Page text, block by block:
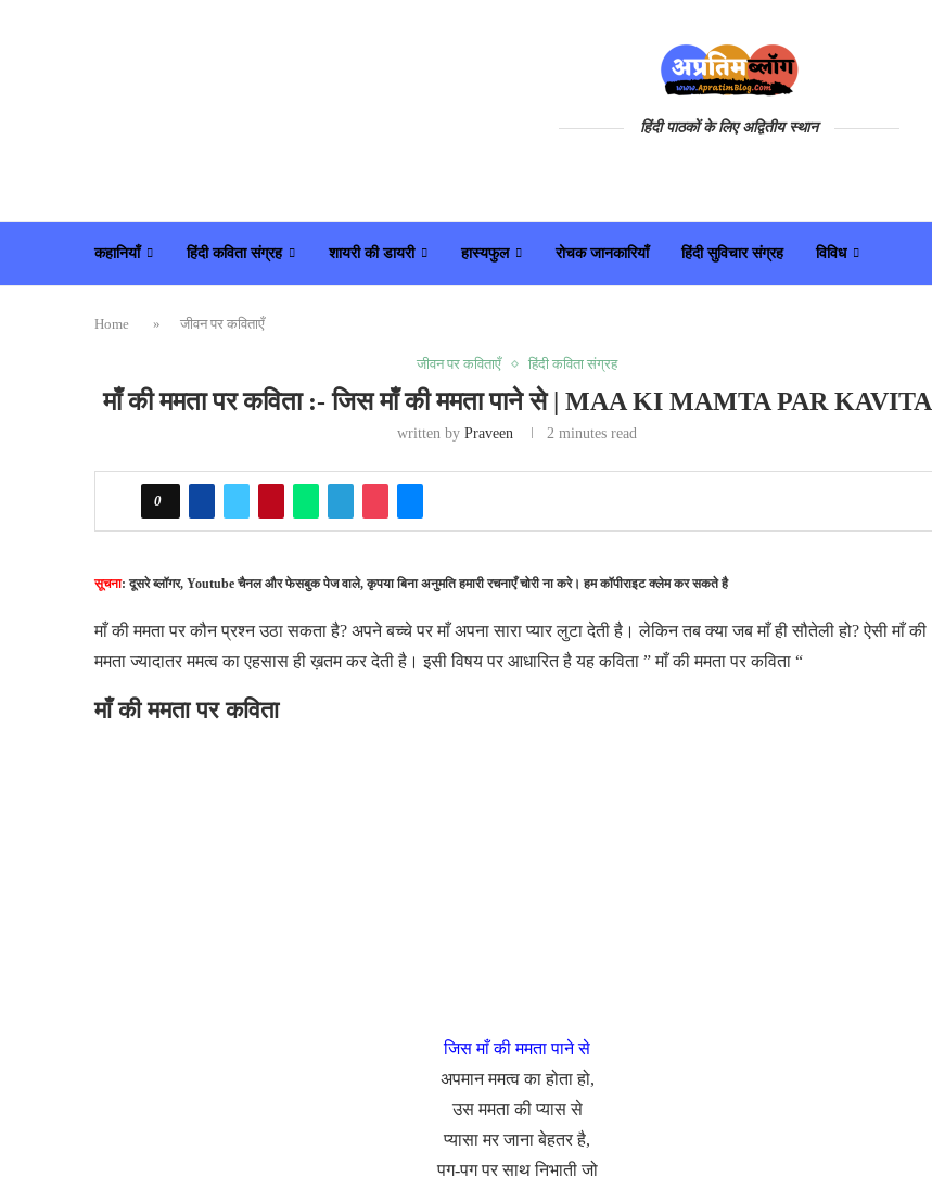
हिंदी पाठकों के लिए अद्वितीय स्थान
कहानियाँ हिंदी कविता संग्रह शायरी की डायरी हास्यफुल रोचक जानकारियाँ हिंदी सुविचार संग्रह विविध
Home » जीवन पर कविताएँ
जीवन पर कविताएँ हिंदी कविता संग्रह
माँ की ममता पर कविता :- जिस माँ की ममता पाने से | MAA KI MAMTA PAR KAVITA
written byPraveen 2 minutes read
0
सूचना: दूसरे ब्लॉगर, Youtube चैनल और फेसबुक पेज वाले, कृपया बिना अनुमति हमारी रचनाएँ चोरी ना करे। हम कॉपीराइट क्लेम कर सकते है
माँ की ममता पर कौन प्रश्न उठा सकता है? अपने बच्चे पर माँ अपना सारा प्यार लुटा देती है। लेकिन तब क्या जब माँ ही सौतेली हो? ऐसी माँ की
ममता ज्यादातर ममत्व का एहसास ही ख़तम कर देती है। इसी विषय पर आधारित है यह कविता ” माँ की ममता पर कविता “
माँ की ममता पर कविता
जिस माँ की ममता पाने से
अपमान ममत्व का होता हो,
उस ममता की प्यास से
प्यासा मर जाना बेहतर है,
पग-पग पर साथ निभाती जो